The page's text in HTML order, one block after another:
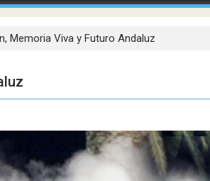
Memoria Viva y Futuro Andaluz